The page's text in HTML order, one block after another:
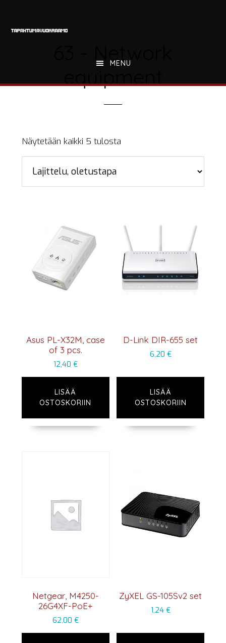
sivupalkkiin
MENU
equipment
Näytetään kaikki 5 tulosta
Asus PL-X32M, case
of 3 pcs.
12,40 €
LISÄÄ
OSTOSKORIIN
D-Link DIR-655 set
6,20 €
LISÄÄ
OSTOSKORIIN
Netgear, M4250-
26G4XF-PoE+
62,00 €
ZyXEL GS-105Sv2 set
1,24 €